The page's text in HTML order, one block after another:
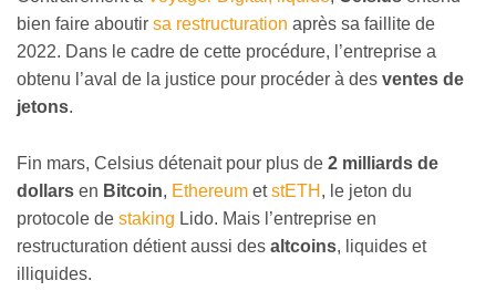
bien faire aboutir sa restructuration après sa faillite de
2022. Dans le cadre de cette procédure, l’entreprise a
obtenu l’aval de la justice pour procéder à des ventes de
jetons.
Fin mars, Celsius détenait pour plus de 2 milliards de
dollars en Bitcoin, Ethereum etstETH , le jeton du
protocole de staking Lido. Mais l’entreprise en
restructuration détient aussi des altcoins, liquides et
illiquides.